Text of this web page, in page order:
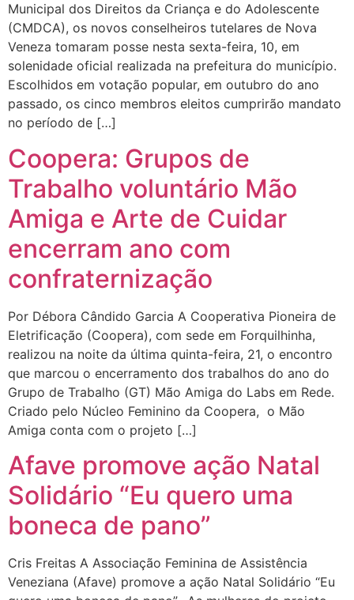
Municipal dos Direitos da Criança e do Adolescente
(CMDCA), os novos conselheiros tutelares de Nova
Veneza tomaram posse nesta sexta-feira, 10, em
solenidade oficial realizada na prefeitura do município.
Escolhidos em votação popular, em outubro do ano
passado, os cinco membros eleitos cumprirão mandato
no período de […]
Coopera: Grupos de
Trabalho voluntário Mão
Amiga e Arte de Cuidar
encerram ano com
confraternização
Por Débora Cândido Garcia A Cooperativa Pioneira de
Eletrificação (Coopera), com sede em Forquilhinha,
realizou na noite da última quinta-feira, 21, o encontro
que marcou o encerramento dos trabalhos do ano do
Grupo de Trabalho (GT) Mão Amiga do Labs em Rede.
Criado pelo Núcleo Feminino da Coopera, o Mão
Amiga conta com o projeto […]
Afave promove ação Natal
Solidário “Eu quero uma
boneca de pano”
Cris Freitas A Associação Feminina de Assistência
Veneziana (Afave) promove a ação Natal Solidário “Eu